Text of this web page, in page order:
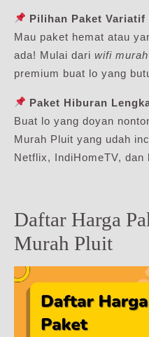
Pilihan Paket Variatif
Mau paket hemat atau
ada! Mulai dari wifi
premium buat lo yang
Paket Hiburan
Buat lo yang doyan
Murah Pluit yang udah
Netflix, IndiHomeTV, dan
Daftar Harga
Murah Pluit